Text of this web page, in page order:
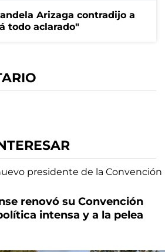
Arizaga contradijo a
todo aclarado"
renovó su Convención
intensa y a la pelea